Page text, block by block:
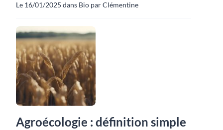
Le 16/01/2025 dans Bio par Clémentine
Agroécologie : définition simple